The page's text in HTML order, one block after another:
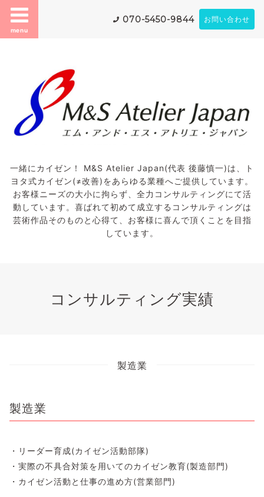
menu
070-5450-9844 お問い合わせ
一緒にカイゼン！ M&S Atelier Japan(代表 後藤慎一)は、ト
ヨタ式カイゼン(≠改善)をあらゆる業種へご提供しています。
お客様ニーズの大小に拘らず、全力コンサルティングにて活
動しています。喜ばれて初めて成立するコンサルティングは
芸術作品そのものと心得て、お客様に喜んで頂くことを目指
しています。
コンサルティング実績
製造業
製造業
・リーダー育成(カイゼン活動部隊)
・実際の不具合対策を用いてのカイゼン教育(製造部門)
・カイゼン活動と仕事の進め方(営業部門)